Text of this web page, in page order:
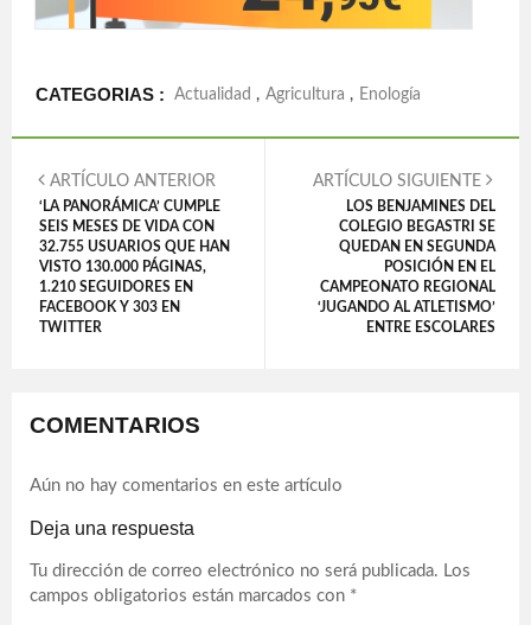
CATEGORIAS : Actualidad , Agricultura , Enología
ARTÍCULO ANTERIOR
‘LA PANORÁMICA’ CUMPLE
SEIS MESES DE VIDA CON
32.755 USUARIOS QUE HAN
VISTO 130.000 PÁGINAS,
1.210 SEGUIDORES EN
FACEBOOK Y 303 EN
TWITTER
ARTÍCULO SIGUIENTE
LOS BENJAMINES DEL
COLEGIO BEGASTRI SE
QUEDAN EN SEGUNDA
POSICIÓN EN EL
CAMPEONATO REGIONAL
‘JUGANDO AL ATLETISMO’
ENTRE ESCOLARES
COMENTARIOS
Aún no hay comentarios en este artículo
Deja una respuesta
Tu dirección de correo electrónico no será publicada. Los
campos obligatorios están marcados con *